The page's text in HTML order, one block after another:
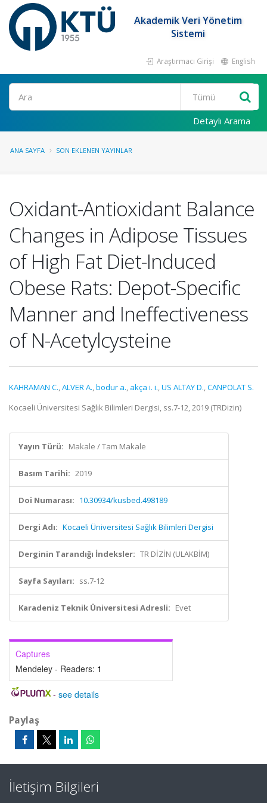
Akademik Veri Yönetim
Sistemi
Araştırmacı Girişi English
Ara
Detaylı Arama
ANA SAYFA SON EKLENEN YAYINLAR
Oxidant-Antioxidant Balance
Changes in Adipose Tissues
of High Fat Diet-Induced
Obese Rats: Depot-Specific
Manner and Ineffectiveness
of N-Acetylcysteine
KAHRAMAN C.,ALVER A.,bodur a., akça i. i.,US ALTAY D.,CANPOLAT S.
Kocaeli Üniversitesi Sağlık Bilimleri Dergisi, ss.7-12, 2019 (TRDizin)
Yayın Türü: Makale / Tam Makale
Basım Tarihi: 2019
Doi Numarası: 10.30934/kusbed.498189
Dergi Adı: Kocaeli Üniversitesi Sağlık Bilimleri Dergisi
Derginin Tarandığı İndeksler: TR DİZİN (ULAKBİM)
Sayfa Sayıları: ss.7-12
Karadeniz Teknik Üniversitesi Adresli: Evet
Captures
Mendeley - Readers: 1
- see details
Paylaş
İletişim Bilgileri